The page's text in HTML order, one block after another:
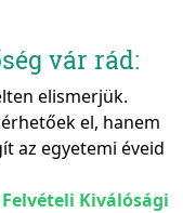
vár rád:
elismerjük.
el, hanem
az egyetemi éveid
Kiválósági